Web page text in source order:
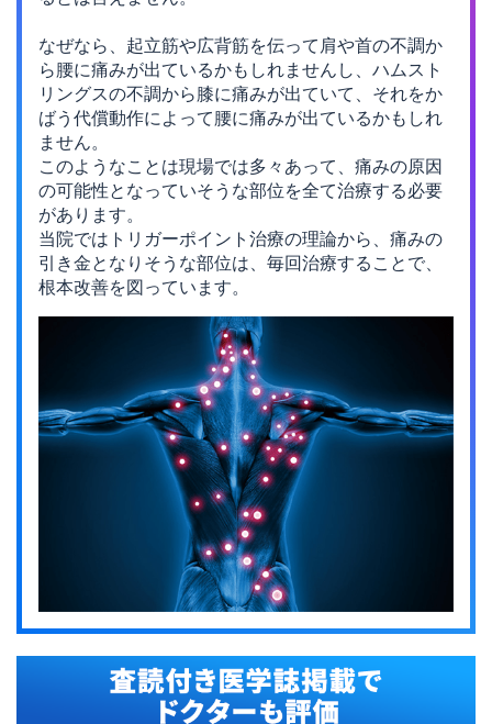
なぜなら、起立筋や広背筋を伝って肩や首の不調か
ら腰に痛みが出ているかもしれませんし、 ハムスト
リングスの不調から膝に痛みが出ていて、 それをか
ばう代償動作によって腰に痛みが出ているかもしれ
ません。
このようなことは現場では多々あって、 痛みの原因
の可能性となっていそうな部位を全て治療する必要
があります。
当院ではトリガーポイント治療の理論から、痛みの
引き金となりそうな部位は、 毎回治療することで、
根本改善を図っています。